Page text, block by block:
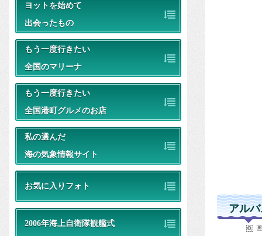
ヨットを始めて
出会ったもの
もう一度行きたい
全国のマリーナ
もう一度行きたい
全国港町グルメのお店
私の選んだ
海の気象情報サイト
お気に入りフォト
2006年海上自衛隊観艦式
アル